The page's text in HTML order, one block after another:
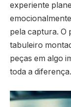
experiente
pela captura. O
tabuleiro
peças em algo
toda a diferença.